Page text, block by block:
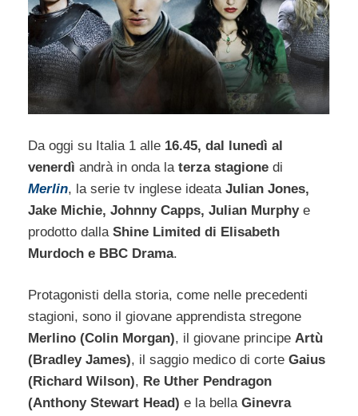
Da oggi su Italia 1 alle 16.45, dal lunedì al
venerdì andrà in onda la terza stagione di
Merlin, la serie tv inglese ideata Julian Jones,
Jake Michie, Johnny Capps, Julian Murphye
prodotto dalla Shine Limited di Elisabeth
Murdoch e BBC Drama.
Protagonisti della storia, come nelle precedenti
stagioni, sono il giovane apprendista stregone
Merlino (Colin Morgan), il giovane principe Artù
(Bradley James), il saggio medico di corte Gaius
(Richard Wilson), Re Uther Pendragon
(Anthony Stewart Head) e la bella Ginevra